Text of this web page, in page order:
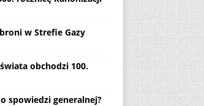
w Strefie Gazy
obchodzi 100.
spowiedzi generalnej?